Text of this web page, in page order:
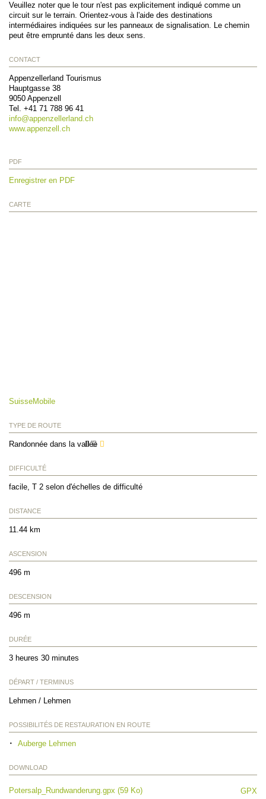
Veuillez noter que le tour n'est pas explicitement indiqué comme un
circuit sur le terrain. Orientez-vous à l'aide des destinations
intermédiaires indiquées sur les panneaux de signalisation. Le chemin
peut être emprunté dans les deux sens.
CONTACT
Appenzellerland Tourismus
Hauptgasse 38
9050 Appenzell
Tel. +41 71 788 96 41
info@appenzellerland.ch
www.appenzell.ch
PDF
Enregistrer en PDF
CARTE
SuisseMobile
TYPE DE ROUTE
Randonnée dans la vallée
DIFFICULTÉ
facile, T 2 selon d'échelles de difficulté
DISTANCE
11.44 km
ASCENSION
496 m
DESCENSION
496 m
DURÉE
3 heures 30 minutes
DÉPART / TERMINUS
Lehmen / Lehmen
POSSIBILITÉS DE RESTAURATION EN ROUTE
Auberge Lehmen
DOWNLOAD
Potersalp_Rundwanderung.gpx (59 Ko) GPX